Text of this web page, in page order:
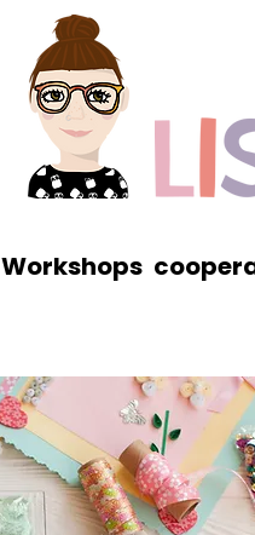
Workshops